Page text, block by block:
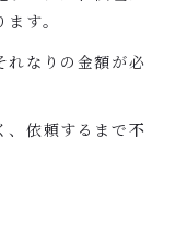
ます。
れなりの金額が必
、依頼するまで不